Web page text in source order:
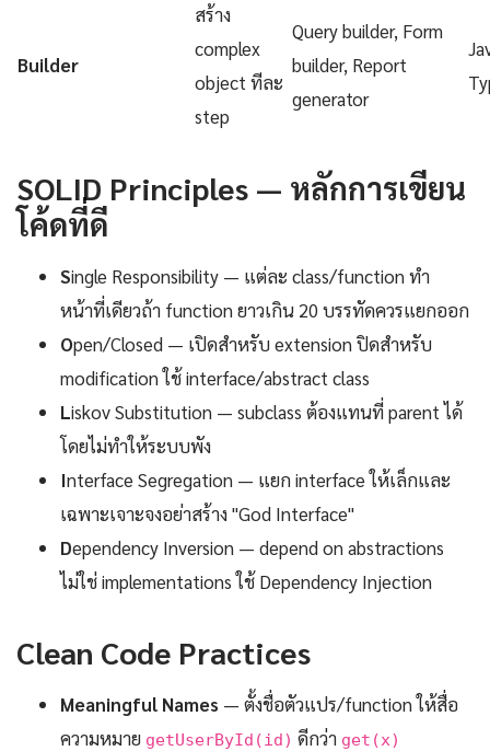
Builder
สร้าง
complex
object ทีละ
step
Query builder, Form
builder, Report
generator
SOLID Principles — หลักการเขียน
โค้ดที่ดี
Single Responsibility — แต่ละ class/function ทำ
หน้าที่เดียวถ้า function ยาวเกิน 20 บรรทัดควรแยกออก
Open/Closed — เปิดสำหรับ extension ปิดสำหรับ
modification ใช้ interface/abstract class
Liskov Substitution — subclass ต้องแทนที่ parent ได้
โดยไม่ทำให้ระบบพัง
Interface Segregation — แยก interface ให้เล็กและ
เฉพาะเจาะจงอย่าสร้าง "God Interface"
Dependency Inversion — depend on abstractions
ไม่ใช่ implementations ใช้ Dependency Injection
Clean Code Practices
Meaningful Names — ตั้งชื่อตัวแปร/function ให้สื่อ
ความหมาย getUserById(id) ดีกว่า get(x)